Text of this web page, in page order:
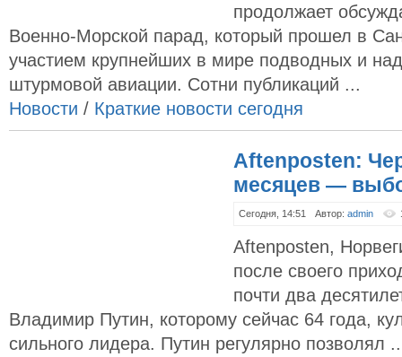
продолжает
Военно-Морской парад, который прошел в
участием крупнейших в мире подводных и
штурмовой авиации. Сотни публикаций ...
Новости / Краткие новости сегодня
Aftenposten:
месяцев —
Сегодня, 14:51 Автор: admin
Aftenposten,
после своего
почти два
Владимир Путин, которому сейчас 64 года,
сильного лидера. Путин регулярно позволял